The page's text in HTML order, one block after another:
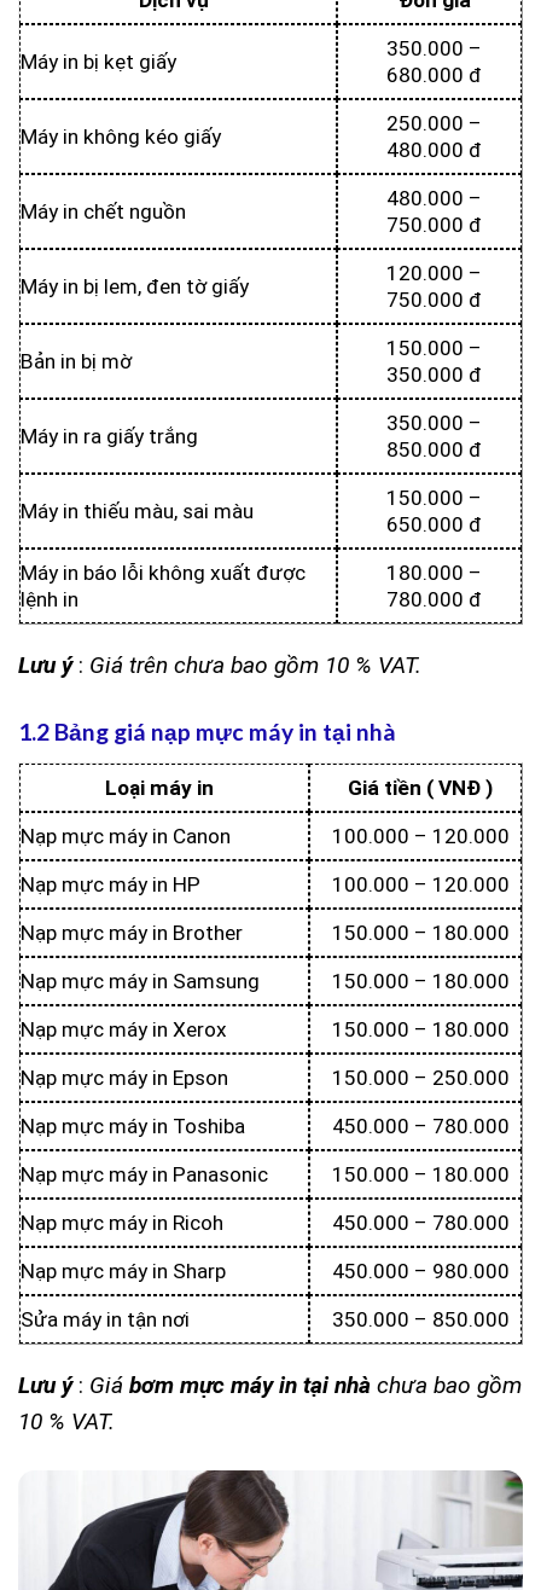
Máy in bị kẹt giấy
350.000 –
680.000 đ
Máy in không kéo giấy
250.000 –
480.000 đ
Máy in chết nguồn
480.000 –
750.000 đ
Máy in bị lem, đen tờ giấy
120.000 –
750.000 đ
Bản in bị mờ
150.000 –
350.000 đ
Máy in ra giấy trắng
350.000 –
850.000 đ
Máy in thiếu màu, sai màu
150.000 –
650.000 đ
Máy in báo lỗi không xuất được
lệnh in
180.000 –
780.000 đ
Lưu ý : Giá trên chưa bao gồm 10 % VAT.
1.2 Bảng giá nạp mực máy in tại nhà
Loại máy in
Giá tiền ( VNĐ )
Nạp mực máy in Canon
100.000 – 120.000
Nạp mực máy in HP
100.000 – 120.000
Nạp mực máy in Brother
150.000 – 180.000
Nạp mực máy in Samsung
150.000 – 180.000
Nạp mực máy in Xerox
150.000 – 180.000
Nạp mực máy in Epson
150.000 – 250.000
Nạp mực máy in Toshiba
450.000 – 780.000
Nạp mực máy in Panasonic
150.000 – 180.000
Nạp mực máy in Ricoh
450.000 – 780.000
Nạp mực máy in Sharp
450.000 – 980.000
Sửa máy in tận nơi
350.000 – 850.000
Lưu ý : Giá bơm mực máy in tại nhà chưa bao gồm
10 % VAT.